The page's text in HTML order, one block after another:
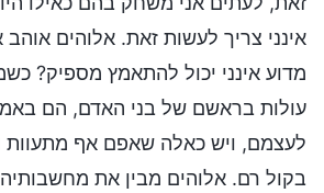
אינני צריך לעשות זאת. אלוהים אוהב
מדוע אינני יכול להתאמץ מספיק?
עולות בראשם של בני האדם, הם
לעצמם, ויש כאלה שאפם אף מתעוות
בקול רם. אלוהים מבין את